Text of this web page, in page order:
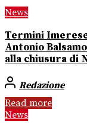
News
Termini
Antonio
alla chiusura di
Redazione
Read more
News